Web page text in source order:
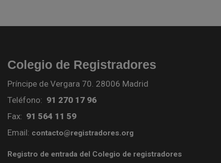
Colegio de Registradores
Príncipe de Vergara 70. 28006 Madrid
Teléfono: 91 270 17 96
Fax: 91 564 11 59
Email: contacto@registradores.org
Registro de entrada del Colegio de registradores